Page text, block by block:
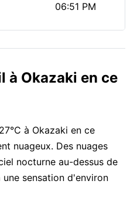
06:51 PM
à Okazaki en ce
à Okazaki en ce
nuageux. Des nuages
nocturne au-dessus de
sensation d'environ